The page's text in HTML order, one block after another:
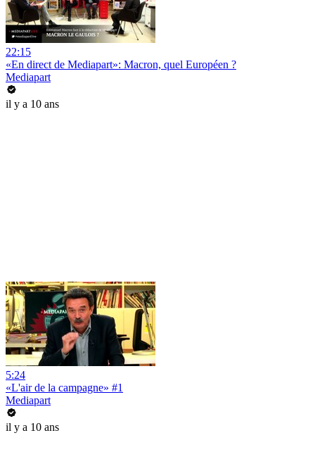
22:15
«En direct de Mediapart»: Macron, quel Européen ?
Mediapart
il y a 10 ans
5:24
«L'air de la campagne» #1
Mediapart
il y a 10 ans